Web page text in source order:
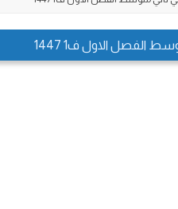
الفصل الاول ف1 1447